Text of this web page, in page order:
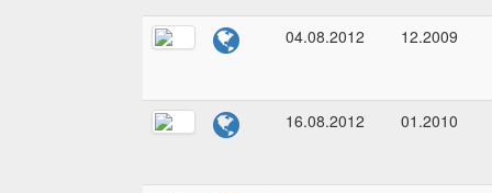
04.08.2012 12.2009
16.08.2012 01.2010